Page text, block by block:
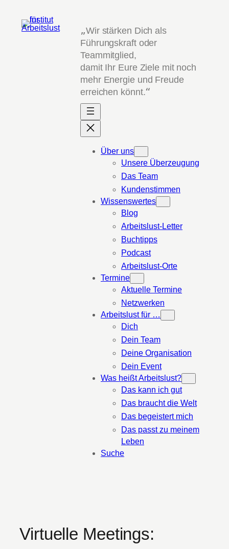
Inhalt
springen
„Wir stärken Dich als
Führungskraft oder
Teammitglied,
damit Ihr Eure Ziele mit noch
mehr Energie und Freude
erreichen könnt.“
Über uns
Unsere Überzeugung
Das Team
Kundenstimmen
Wissenswertes
Blog
Arbeitslust-Letter
Buchtipps
Podcast
Arbeitslust-Orte
Termine
Aktuelle Termine
Netzwerken
Arbeitslust für …
Dich
Dein Team
Deine Organisation
Dein Event
Was heißt Arbeitslust?
Das kann ich gut
Das braucht die Welt
Das begeistert mich
Das passt zu meinem
Leben
Suche
Virtuelle Meetings: